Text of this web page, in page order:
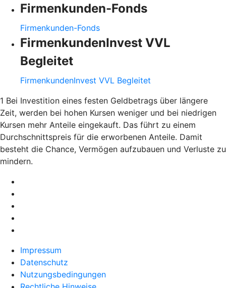
Firmenkunden-Fonds
Firmenkunden-Fonds
FirmenkundenInvest VVL
Begleitet
FirmenkundenInvest VVL Begleitet
1 Bei Investition eines festen Geldbetrags über längere
Zeit, werden bei hohen Kursen weniger und bei niedrigen
Kursen mehr Anteile eingekauft. Das führt zu einem
Durchschnittspreis für die erworbenen Anteile. Damit
besteht die Chance, Vermögen aufzubauen und Verluste zu
mindern.
Impressum
Datenschutz
Nutzungsbedingungen